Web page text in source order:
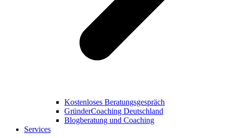
Kostenloses Beratungsgespräch
GründerCoaching Deutschland
Blogberatung und Coaching
Services